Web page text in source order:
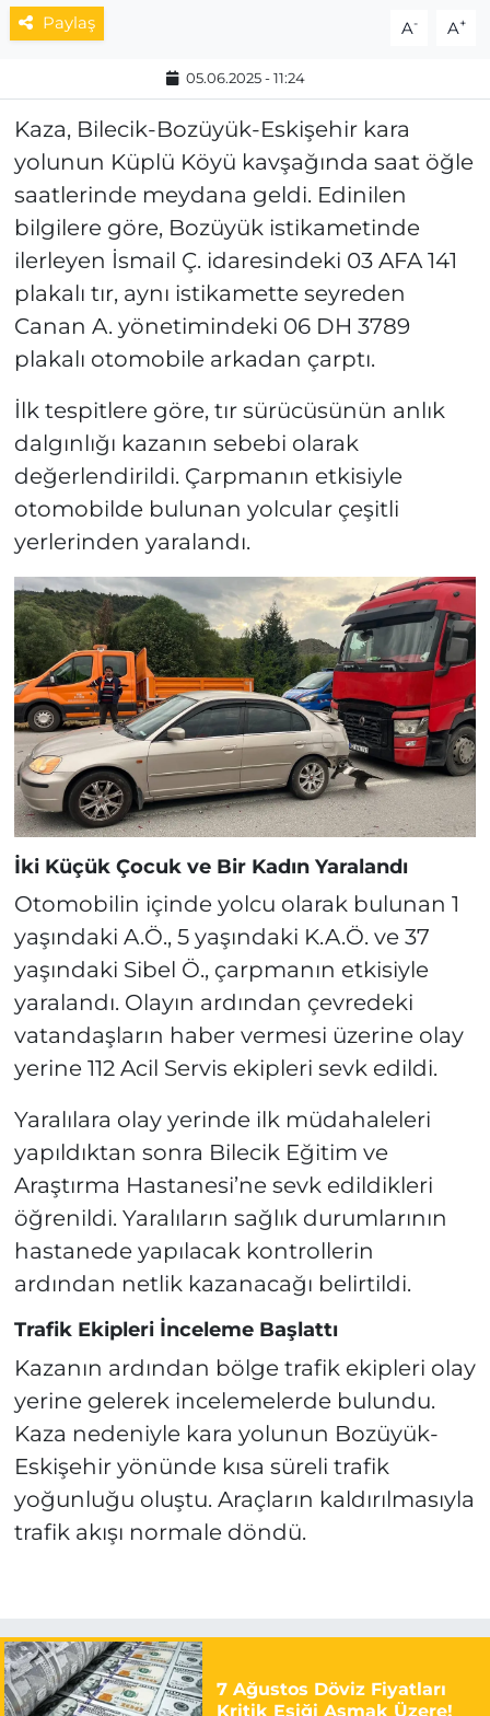
Paylaş A- A+
05.06.2025 - 11:24
Kaza, Bilecik-Bozüyük-Eskişehir kara
yolunun Küplü Köyü kavşağında saat öğle
saatlerinde meydana geldi. Edinilen
bilgilere göre, Bozüyük istikametinde
ilerleyen İsmail Ç. idaresindeki 03 AFA 141
plakalı tır, aynı istikamette seyreden
Canan A. yönetimindeki 06 DH 3789
plakalı otomobile arkadan çarptı.
İlk tespitlere göre, tır sürücüsünün anlık
dalgınlığı kazanın sebebi olarak
değerlendirildi. Çarpmanın etkisiyle
otomobilde bulunan yolcular çeşitli
yerlerinden yaralandı.
İki Küçük Çocuk ve Bir Kadın Yaralandı
Otomobilin içinde yolcu olarak bulunan 1
yaşındaki A.Ö., 5 yaşındaki K.A.Ö. ve 37
yaşındaki Sibel Ö., çarpmanın etkisiyle
yaralandı. Olayın ardından çevredeki
vatandaşların haber vermesi üzerine olay
yerine 112 Acil Servis ekipleri sevk edildi.
Yaralılara olay yerinde ilk müdahaleleri
yapıldıktan sonra Bilecik Eğitim ve
Araştırma Hastanesi’ne sevk edildikleri
öğrenildi. Yaralıların sağlık durumlarının
hastanede yapılacak kontrollerin
ardından netlik kazanacağı belirtildi.
Trafik Ekipleri İnceleme Başlattı
Kazanın ardından bölge trafik ekipleri olay
yerine gelerek incelemelerde bulundu.
Kaza nedeniyle kara yolunun Bozüyük-
Eskişehir yönünde kısa süreli trafik
yoğunluğu oluştu. Araçların kaldırılmasıyla
trafik akışı normale döndü.
7 Ağustos Döviz Fiyatları
Kritik Eşiği Aşmak Üzere!